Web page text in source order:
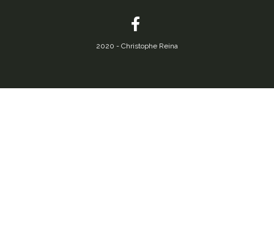
2020 - Christophe Reina